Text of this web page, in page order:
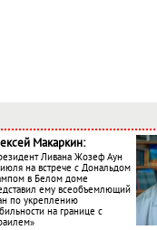
Макаркин:
Ливана Жозеф Аун
на встрече с Дональдом
в Белом доме
ему всеобъемлющий
по укреплению
на границе с